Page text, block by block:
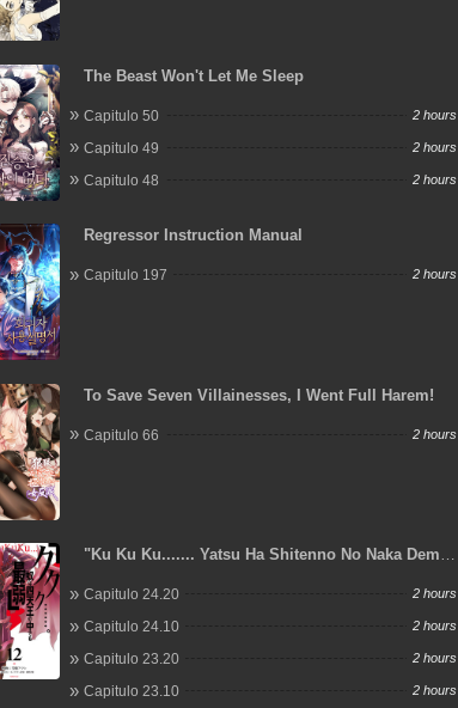
The Beast Won't Let Me Sleep
Capitulo 50 2 hours
Capitulo 49 2 hours
Capitulo 48 2 hours
Regressor Instruction Manual
Capitulo 197 2 hours
To Save Seven Villainesses, I Went Full Harem!
Capitulo 66 2 hours
"Ku Ku Ku....... Yatsu Ha Shitenno No Naka Demo
Seijo No Shisho Ni Naru
Capitulo 24.20 2 hours
Capitulo 24.10 2 hours
Capitulo 23.20 2 hours
Capitulo 23.10 2 hours